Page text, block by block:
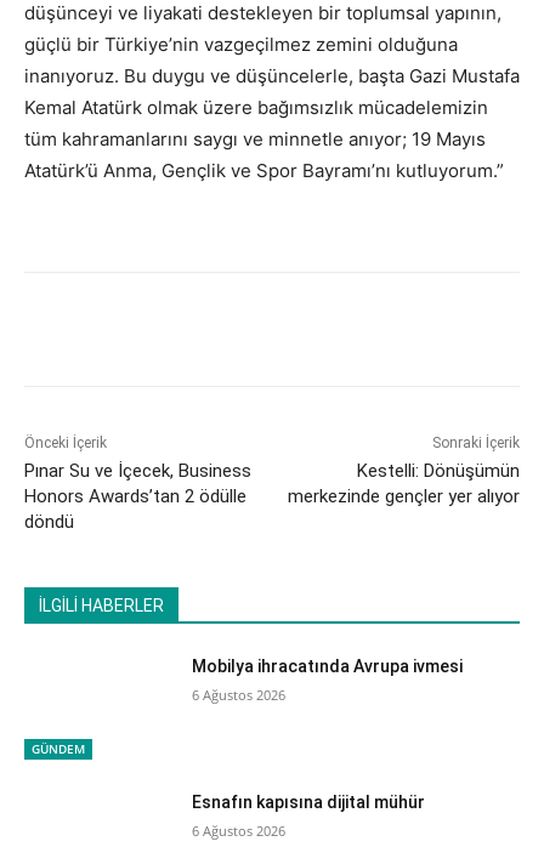
düşünceyi ve liyakati destekleyen bir toplumsal yapının,
güçlü bir Türkiye’nin vazgeçilmez zemini olduğuna
inanıyoruz. Bu duygu ve düşüncelerle, başta Gazi Mustafa
Kemal Atatürk olmak üzere bağımsızlık mücadelemizin
tüm kahramanlarını saygı ve minnetle anıyor; 19 Mayıs
Atatürk’ü Anma, Gençlik ve Spor Bayramı’nı kutluyorum.”
Önceki İçerik
​Pınar Su ve İçecek, Business
Honors Awards’tan 2 ödülle
döndü
Sonraki İçerik
Kestelli: Dönüşümün
merkezinde gençler yer alıyor
İLGİLİ HABERLER
GÜNDEM
Mobilya ihracatında Avrupa ivmesi
6 Ağustos 2026
Esnafın kapısına dijital mühür
6 Ağustos 2026